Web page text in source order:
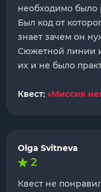
необходимо было
Был код от
знает зачем он
Сюжетной линии
их и не было
Квест: «Миссия
Olga Svitneva
2
Квест не